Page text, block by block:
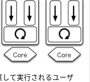
て実行されるユーザ